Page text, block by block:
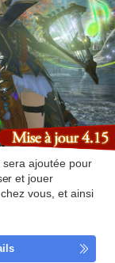
sera ajoutée pour
et jouer
vous, et ainsi